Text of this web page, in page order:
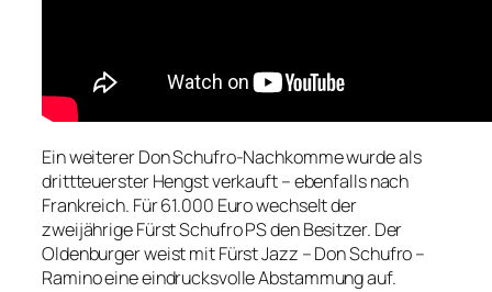
Ein weiterer Don Schufro-Nachkomme wurde als
drittteuerster Hengst verkauft – ebenfalls nach
Frankreich. Für 61.000 Euro wechselt der
zweijährige Fürst Schufro PS den Besitzer. Der
Oldenburger weist mit Fürst Jazz – Don Schufro –
Ramino eine eindrucksvolle Abstammung auf.